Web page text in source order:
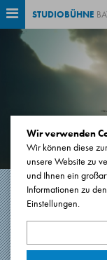
STUDIOBÜHNE
Bram Stokers
Wir verwenden
Wir können diese
unsere Website zu
und Ihnen ein
Informationen zu
Einstellungen.